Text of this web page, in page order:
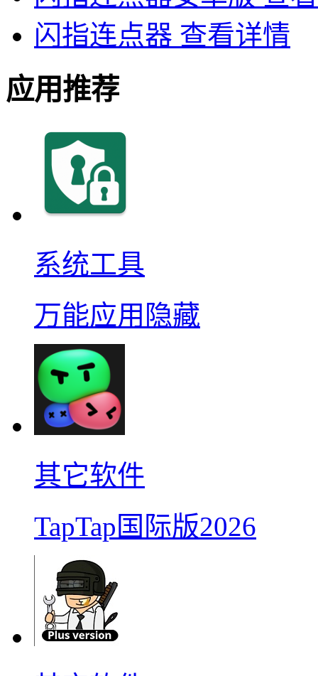
闪指连点器 查看详情
应用推荐
系统工具
万能应用隐藏
其它软件
TapTap国际版2026